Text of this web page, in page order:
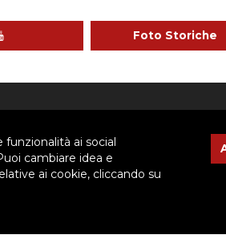
ai social
cambiare idea e
ai cookie, cliccando su
Foto Storiche
Lasciaci il